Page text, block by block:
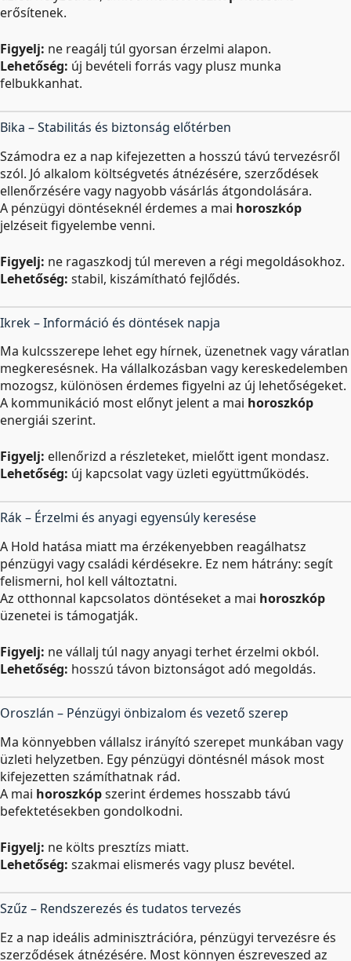
erősítenek.
Figyelj: ne reagálj túl gyorsan érzelmi alapon.
Lehetőség: új bevételi forrás vagy plusz munka
felbukkanhat.
Bika – Stabilitás és biztonság előtérben
Számodra ez a nap kifejezetten a hosszú távú tervezésről
szól. Jó alkalom költségvetés átnézésére, szerződések
ellenőrzésére vagy nagyobb vásárlás átgondolására.
A pénzügyi döntéseknél érdemes a mai horoszkóp
jelzéseit figyelembe venni.
Figyelj: ne ragaszkodj túl mereven a régi megoldásokhoz.
Lehetőség: stabil, kiszámítható fejlődés.
Ikrek – Információ és döntések napja
Ma kulcsszerepe lehet egy hírnek, üzenetnek vagy váratlan
megkeresésnek. Ha vállalkozásban vagy kereskedelemben
mozogsz, különösen érdemes figyelni az új lehetőségeket.
A kommunikáció most előnyt jelent a mai horoszkóp
energiái szerint.
Figyelj: ellenőrizd a részleteket, mielőtt igent mondasz.
Lehetőség: új kapcsolat vagy üzleti együttműködés.
Rák – Érzelmi és anyagi egyensúly keresése
A Hold hatása miatt ma érzékenyebben reagálhatsz
pénzügyi vagy családi kérdésekre. Ez nem hátrány: segít
felismerni, hol kell változtatni.
Az otthonnal kapcsolatos döntéseket a mai horoszkóp
üzenetei is támogatják.
Figyelj: ne vállalj túl nagy anyagi terhet érzelmi okból.
Lehetőség: hosszú távon biztonságot adó megoldás.
Oroszlán – Pénzügyi önbizalom és vezető szerep
Ma könnyebben vállalsz irányító szerepet munkában vagy
üzleti helyzetben. Egy pénzügyi döntésnél mások most
kifejezetten számíthatnak rád.
A mai horoszkópszerint érdemes hosszabb távú
befektetésekben gondolkodni.
Figyelj: ne költs presztízs miatt.
Lehetőség: szakmai elismerés vagy plusz bevétel.
Szűz – Rendszerezés és tudatos tervezés
Ez a nap ideális adminisztrációra, pénzügyi tervezésre és
szerződések átnézésére. Most könnyen észreveszed az